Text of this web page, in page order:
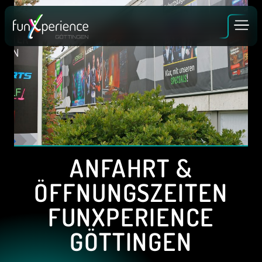
Zum
Inhalt
springen
GUTSCHEINE BUCHEN
ALLE ERLEBNISSE
ANFAHRT &
ÖFFNUNGSZEITEN
FUNXPERIENCE
GÖTTINGEN